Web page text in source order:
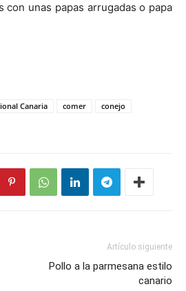
con unas papas arrugadas o papa
Canaria comer
conejo
Artículo siguiente
Pollo a la parmesana estilo
canario